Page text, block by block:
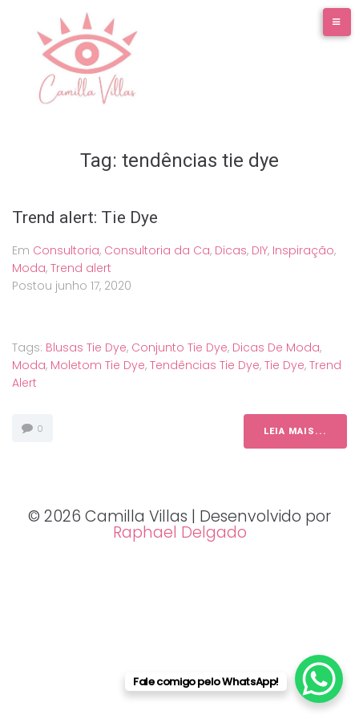
conteúdo
Tag: tendências tie dye
Trend alert: Tie Dye
Em Consultoria, Consultoria da Ca, Dicas, DIY, Inspiração,
Moda, Trend alert
Postou junho 17, 2020
Tags: Blusas Tie Dye, Conjunto Tie Dye, Dicas De Moda,
Moda, Moletom Tie Dye, Tendências Tie Dye, Tie Dye, Trend
Alert
0 LEIA MAIS...
© 2026 Camilla Villas | Desenvolvido por
Raphael Delgado
Fale comigo pelo WhatsApp!